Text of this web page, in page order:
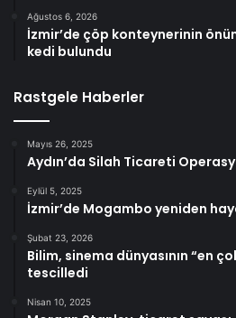
Ağustos 6, 2026
İzmir’de çöp konteynerinin
kedi bulundu
Rastgele Haberler
Mayıs 26, 2025
Aydın’da Silah Ticareti
Eylül 5, 2025
İzmir’de Mogambo yeniden
Şubat 23, 2026
Bilim, sinema dünyasının “en
tescilledi
Nisan 10, 2025